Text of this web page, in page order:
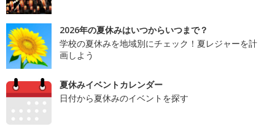
2026年の夏休みはいつからいつまで？
学校の夏休みを地域別にチェック！夏レジャーを計
画しよう
夏休みイベントカレンダー
日付から夏休みのイベントを探す